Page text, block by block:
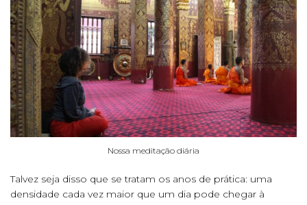
Nossa meditação diária
Talvez seja disso que se tratam os anos de prática: uma
densidade cada vez maior que um dia pode chegar à